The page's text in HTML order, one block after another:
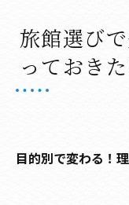
旅館選び
っておき
目的別で変わる！